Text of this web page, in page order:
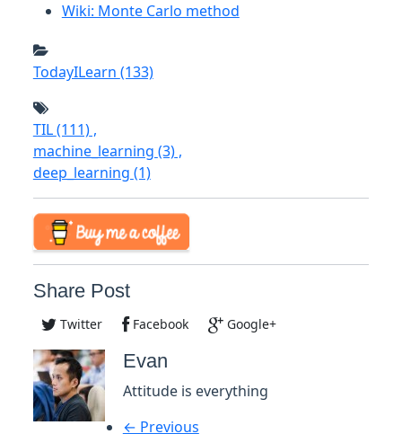
Wiki: Monte Carlo method
TodayILearn (133)
TIL(111),
machine_learning (3),
deep_learning (1)
Share Post
Twitter Facebook Google+
Evan
Attitude is everything
← Previous